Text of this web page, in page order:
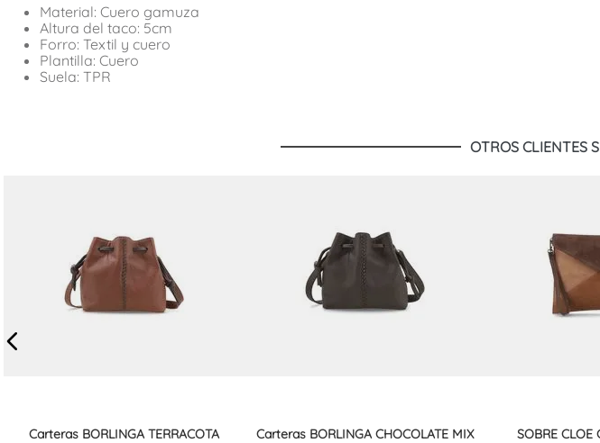
Material: Cuero gamuza
Altura del taco: 5cm
Forro: Textil y cuero
Plantilla: Cuero
Suela: TPR
OTROS CLIENTES
Carteras BORLINGA TERRACOTA Carteras BORLINGA CHOCOLATE MIX SOBRE CLOE